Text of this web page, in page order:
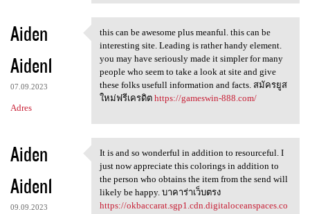
Aiden
Aiden1
07.09.2023
Adres
this can be awesome plus
this can be awesome plus meanful. this can be
interesting site. Leading is rather handy element.
you may have seriously made it simpler for many
people who seem to take a look at site and give
these folks usefull information and facts. สมัครยูส
ใหม่ฟรีเครดิต https://gameswin-888.com/
Aiden
Aiden1
09.09.2023
It is and so wonderful in
It is and so wonderful in addition to resourceful. I
just now appreciate this colorings in addition to
the person who obtains the item from the send will
likely be happy. บาคาร่าเว็บตรง
https://okbaccarat.sgp1.cdn.digitaloceanspaces.co